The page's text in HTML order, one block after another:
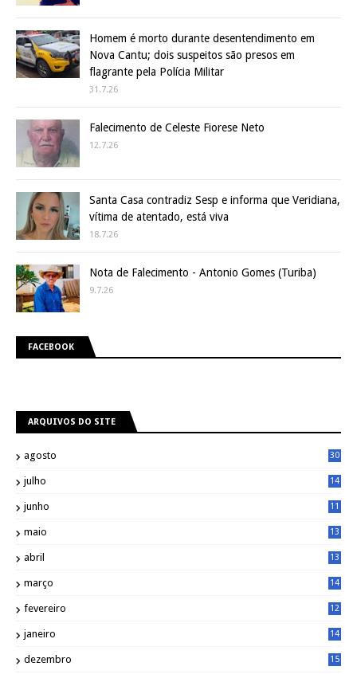
Homem é morto durante desentendimento em
Nova Cantu; dois suspeitos são presos em
flagrante pela Polícia Militar
31.7.26
Falecimento de Celeste Fiorese Neto
12.7.26
Santa Casa contradiz Sesp e informa que Veridiana,
vítima de atentado, está viva
18.7.26
Nota de Falecimento - Antonio Gomes (Turiba)
9.7.26
FACEBOOK
ARQUIVOS DO SITE
agosto 30
julho
14
junho
11
maio
13
abril
13
março
14
fevereiro
12
janeiro
14
dezembro
15